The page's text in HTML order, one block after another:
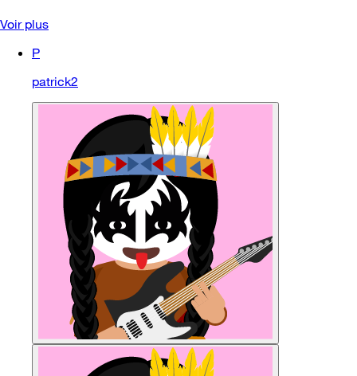
Voir plus
P
patrick2